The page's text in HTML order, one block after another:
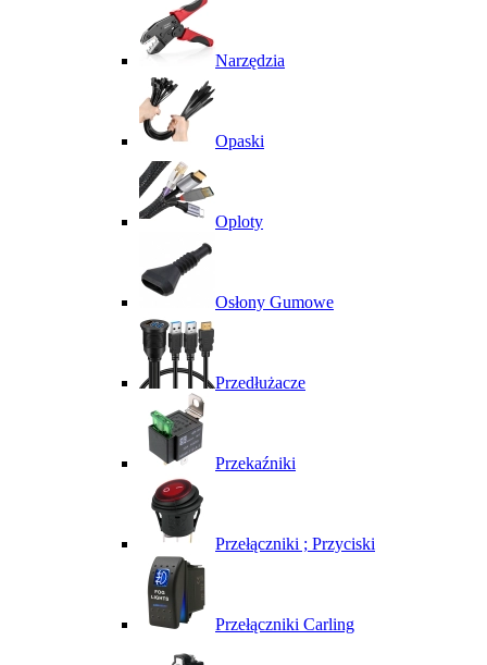
Narzędzia
Opaski
Oploty
Osłony Gumowe
Przedłużacze
Przekaźniki
Przełączniki ; Przyciski
Przełączniki Carling